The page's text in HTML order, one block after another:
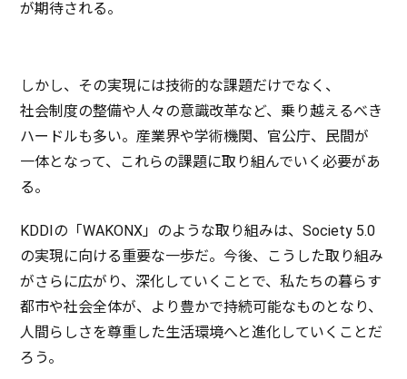
が期待される。
しかし、その実現には技術的な課題だけでなく、
社会制度の整備や人々の意識改革など、乗り越えるべき
ハードルも多い。産業界や学術機関、 官公庁、 民間が
一体となって、これらの課題に取り組んでいく必要があ
る。
KDDIの「WAKONX」のような取り組みは、Society 5.0
の実現に向ける重要な一歩だ。今後、こうした取り組み
がさらに広がり、深化 していくことで、私たちの暮らす
都市や社会全体が、より豊かで持続可能なものとなり、
人間らしさを尊重した生活環境へと進化 していくことだ
ろう。